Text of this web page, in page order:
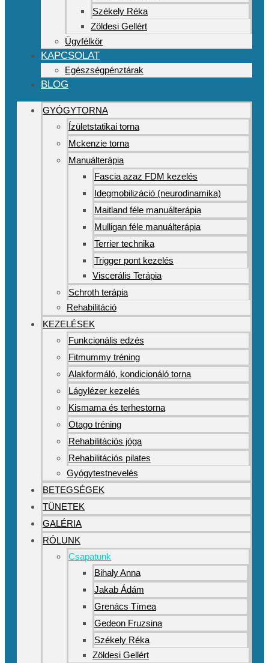
Székely Réka
Zöldesi Gellért
Ügyfélkör
KAPCSOLAT
Egészségpénztárak
BLOG
GYÓGYTORNA
Ízületstatikai torna
Mckenzie torna
Manuálterápia
Fascia azaz FDM kezelés
Idegmobilizáció (neurodinamika)
Maitland féle manuálterápia
Mulligan féle manuálterápia
Terrier technika
Trigger pont kezelés
Viscerális Terápia
Schroth terápia
Rehabilitáció
KEZELÉSEK
Funkcionális edzés
Fitmummy tréning
Alakformáló, kondicionáló torna
Lágylézer kezelés
Kismama és terhestorna
Otago tréning
Rehabilitációs jóga
Rehabilitációs pilates
Gyógytestnevelés
BETEGSÉGEK
TÜNETEK
GALÉRIA
RÓLUNK
Csapatunk
Bihaly Anna
Jakab Ádám
Grenács Tímea
Gedeon Fruzsina
Székely Réka
Zöldesi Gellért